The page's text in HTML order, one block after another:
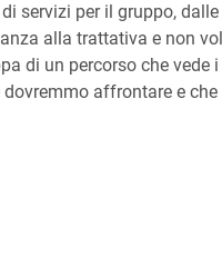
servizi per il gruppo,
alla trattativa e non
di un percorso che
affrontare e